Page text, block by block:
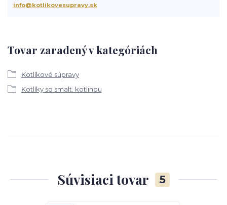
Tovar zaradený v kategóriách
Kotlíkové súpravy
Kotlíky so smalt. kotlinou
info@kotlikovesupravy.sk
Súvisiaci tovar 5